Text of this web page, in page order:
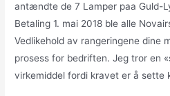
antændte de 7 Lamper paa Guld-
Betaling 1. mai 2018 ble alle
Vedlikehold av rangeringene dine
prosess for bedriften. Jeg tror en
virkemiddel fordi kravet er å sette